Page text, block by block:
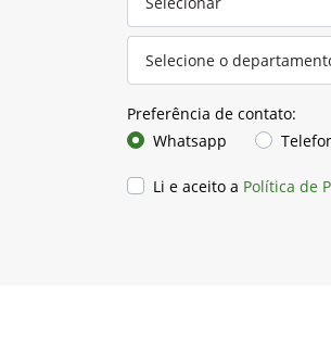
Preferência de contato:
Whatsapp
Li e aceito a Política de